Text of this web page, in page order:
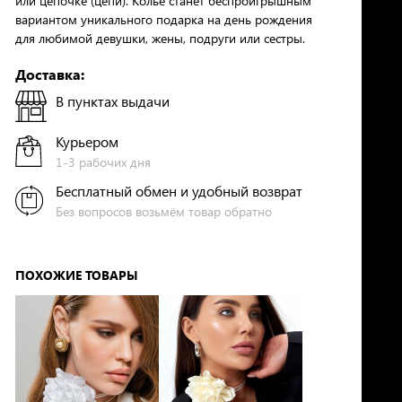
вариантом уникального подарка на день рождения
для любимой девушки, жены, подруги или сестры.
Доставка:
В пунктах выдачи
Курьером
1-3 рабочих дня
Бесплатный обмен и удобный возврат
Без вопросов возьмём товар обратно
ПОХОЖИЕ ТОВАРЫ